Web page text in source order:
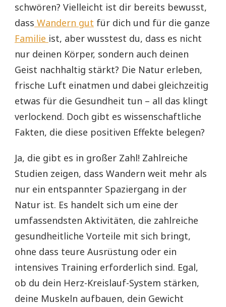
schwören? Vielleicht ist dir bereits bewusst,
dass Wandern gut für dich und für die ganze
Familie ist, aber wusstest du, dass es nicht
nur deinen Körper, sondern auch deinen
Geist nachhaltig stärkt? Die Natur erleben,
frische Luft einatmen und dabei gleichzeitig
etwas für die Gesundheit tun – all das klingt
verlockend. Doch gibt es wissenschaftliche
Fakten, die diese positiven Effekte belegen?
Ja, die gibt es in großer Zahl! Zahlreiche
Studien zeigen, dass Wandern weit mehr als
nur ein entspannter Spaziergang in der
Natur ist. Es handelt sich um eine der
umfassendsten Aktivitäten, die zahlreiche
gesundheitliche Vorteile mit sich bringt,
ohne dass teure Ausrüstung oder ein
intensives Training erforderlich sind. Egal,
ob du dein Herz-Kreislauf-System stärken,
deine Muskeln aufbauen, dein Gewicht